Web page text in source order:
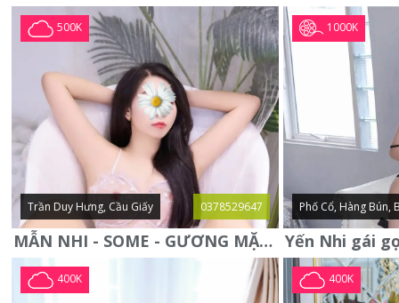
500K
Trần Duy Hưng, Cầu Giấy 0378529647
MẪN NHI - SOME - GƯƠNG MẶT XINH XẮN -CỰC CHIỀU KHÁCH
1000K
Phố Cổ, Hàng Bún,
400K 400K